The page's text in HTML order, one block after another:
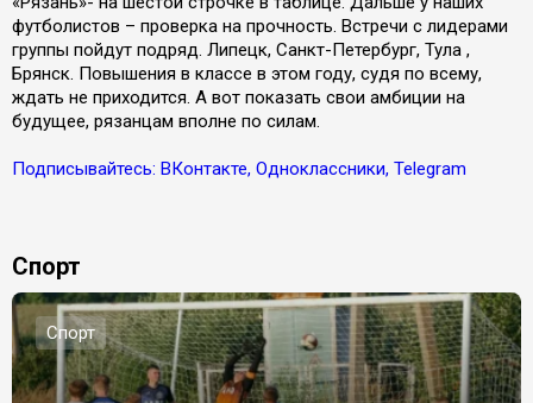
футболистов – проверка на прочность. Встречи с лидерами
группы пойдут подряд. Липецк, Санкт-Петербург, Тула ,
Брянск. Повышения в классе в этом году, судя по всему,
ждать не приходится. А вот показать свои амбиции на
будущее, рязанцам вполне по силам.
Подписывайтесь: ВКонтакте, Одноклассники, Telegram
Спорт
Спорт